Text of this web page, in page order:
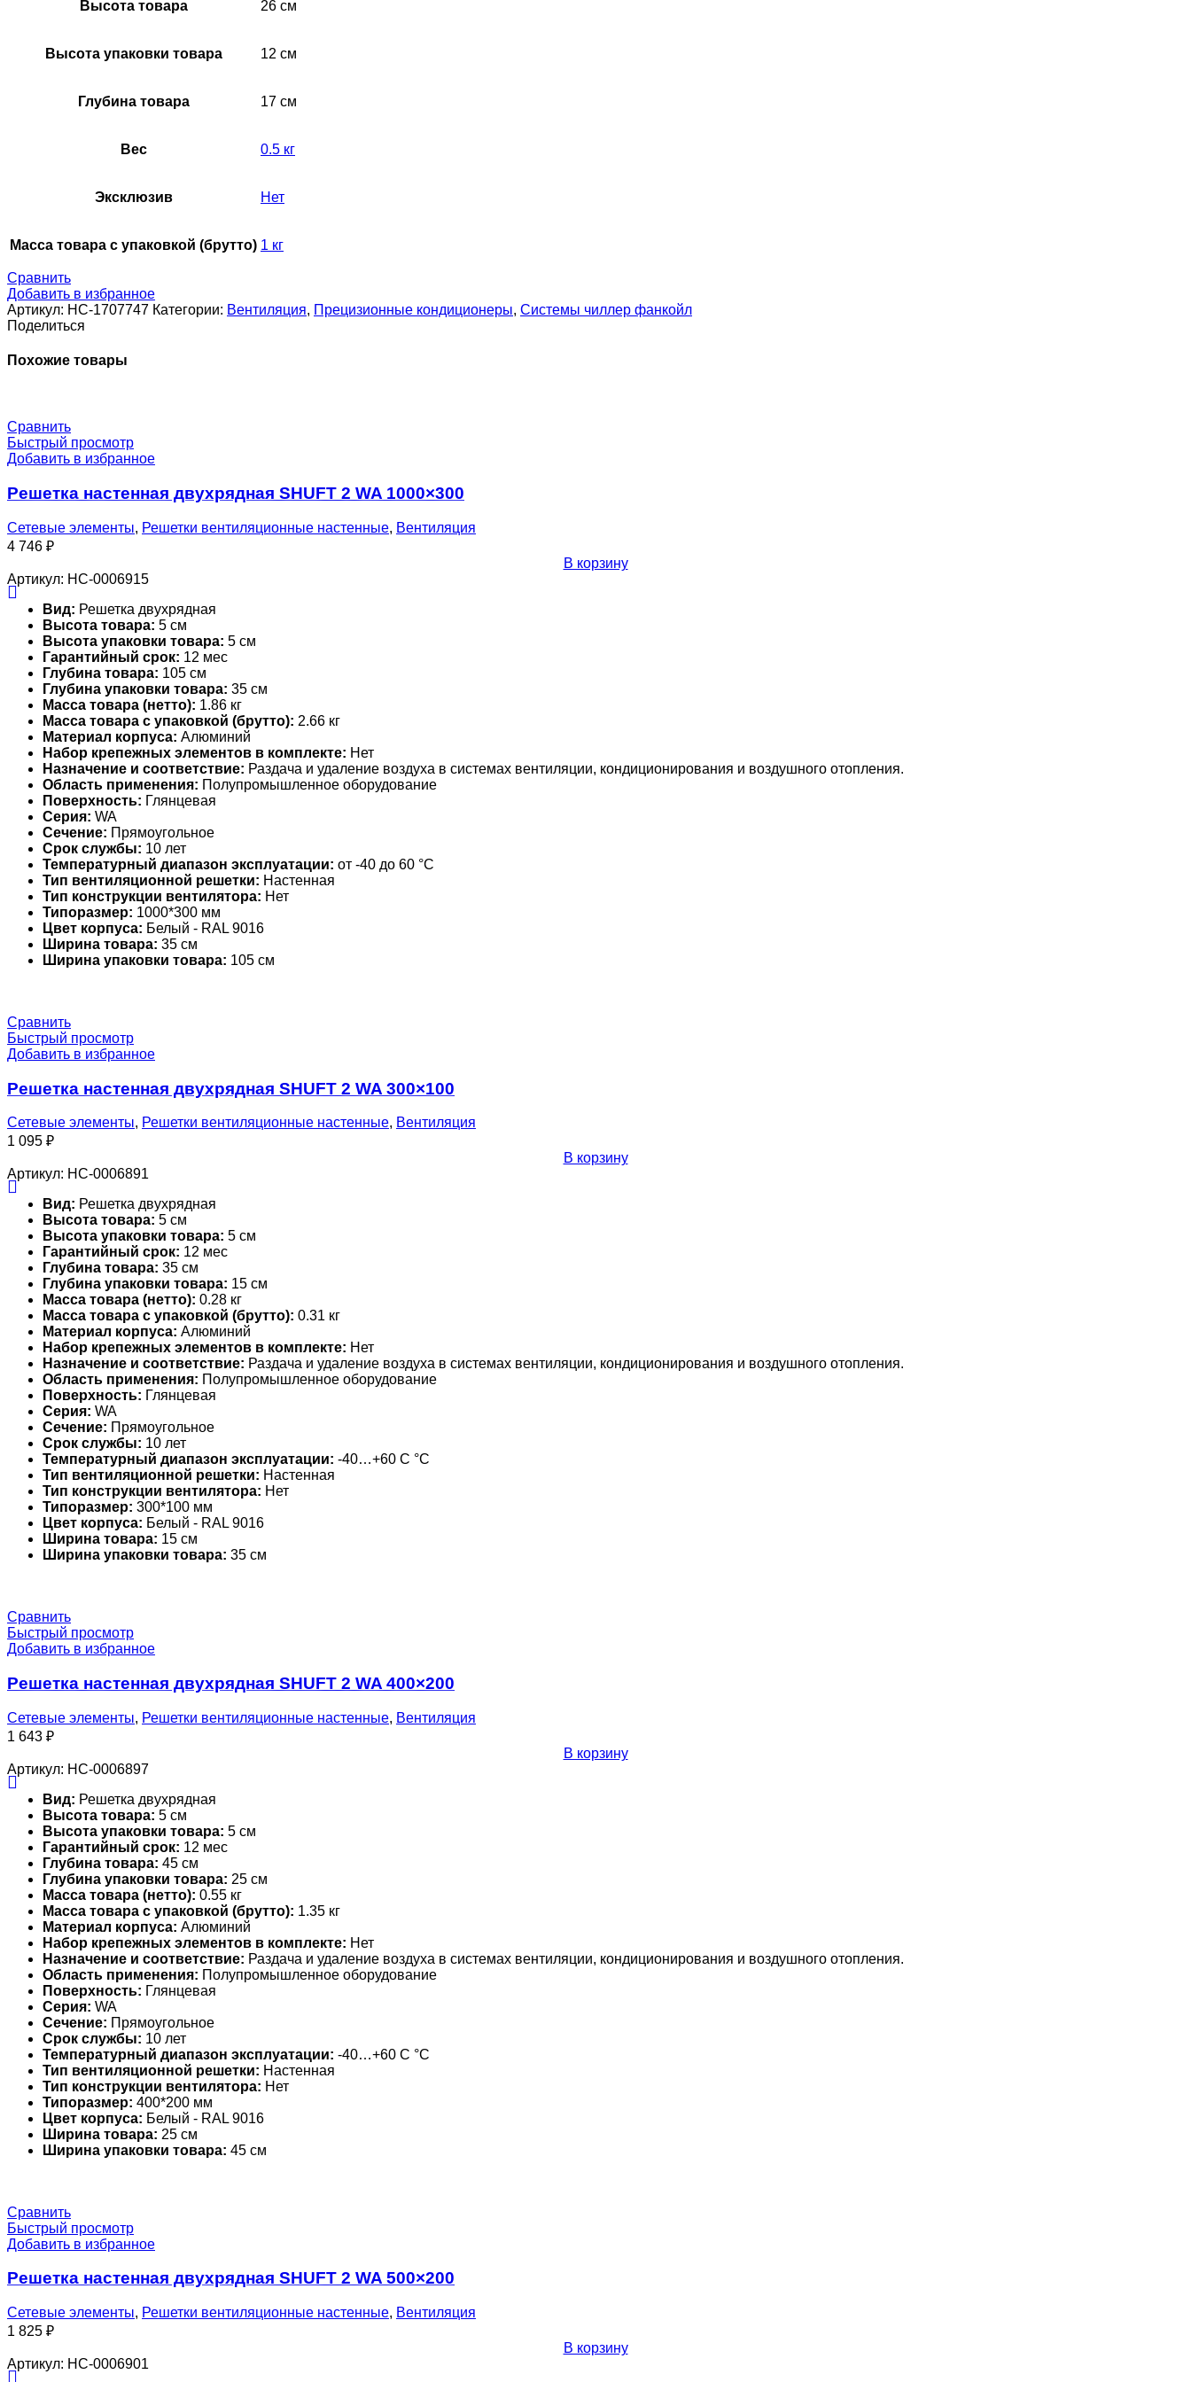
Высота товара 26 см
Высота упаковки товара 12 см
Глубина товара 17 см
Вес 0.5 кг
Эксклюзив Нет
Масса товара с упаковкой (брутто) 1 кг
Сравнить
Добавить в избранное
Артикул: НС-1707747 Категории: Вентиляция, Прецизионные кондиционеры, Системы чиллер фанкойл
Поделиться
Похожие товары
Сравнить
Быстрый просмотр
Добавить в избранное
Решетка настенная двухрядная SHUFT 2 WA 1000×300
Сетевые элементы, Решетки вентиляционные настенные, Вентиляция
4 746 ₽
В корзину
Артикул: НС-0006915
Вид: Решетка двухрядная
Высота товара: 5 см
Высота упаковки товара: 5 см
Гарантийный срок: 12 мес
Глубина товара: 105 см
Глубина упаковки товара: 35 см
Масса товара (нетто): 1.86 кг
Масса товара с упаковкой (брутто): 2.66 кг
Материал корпуса: Алюминий
Набор крепежных элементов в комплекте: Нет
Назначение и соответствие: Раздача и удаление воздуха в системах вентиляции, кондиционирования и воздушного отопления.
Область применения: Полупромышленное оборудование
Поверхность: Глянцевая
Серия: WA
Сечение: Прямоугольное
Срок службы: 10 лет
Температурный диапазон эксплуатации: от -40 до 60 °С
Тип вентиляционной решетки: Настенная
Тип конструкции вентилятора: Нет
Типоразмер: 1000*300 мм
Цвет корпуса: Белый - RAL 9016
Ширина товара: 35 см
Ширина упаковки товара: 105 см
Сравнить
Быстрый просмотр
Добавить в избранное
Решетка настенная двухрядная SHUFT 2 WA 300×100
Сетевые элементы, Решетки вентиляционные настенные, Вентиляция
1 095 ₽
В корзину
Артикул: НС-0006891
Вид: Решетка двухрядная
Высота товара: 5 см
Высота упаковки товара: 5 см
Гарантийный срок: 12 мес
Глубина товара: 35 см
Глубина упаковки товара: 15 см
Масса товара (нетто): 0.28 кг
Масса товара с упаковкой (брутто): 0.31 кг
Материал корпуса: Алюминий
Набор крепежных элементов в комплекте: Нет
Назначение и соответствие: Раздача и удаление воздуха в системах вентиляции, кондиционирования и воздушного отопления.
Область применения: Полупромышленное оборудование
Поверхность: Глянцевая
Серия: WA
Сечение: Прямоугольное
Срок службы: 10 лет
Температурный диапазон эксплуатации: -40…+60 С °С
Тип вентиляционной решетки: Настенная
Тип конструкции вентилятора: Нет
Типоразмер: 300*100 мм
Цвет корпуса: Белый - RAL 9016
Ширина товара: 15 см
Ширина упаковки товара: 35 см
Сравнить
Быстрый просмотр
Добавить в избранное
Решетка настенная двухрядная SHUFT 2 WA 400×200
Сетевые элементы, Решетки вентиляционные настенные, Вентиляция
1 643 ₽
В корзину
Артикул: НС-0006897
Вид: Решетка двухрядная
Высота товара: 5 см
Высота упаковки товара: 5 см
Гарантийный срок: 12 мес
Глубина товара: 45 см
Глубина упаковки товара: 25 см
Масса товара (нетто): 0.55 кг
Масса товара с упаковкой (брутто): 1.35 кг
Материал корпуса: Алюминий
Набор крепежных элементов в комплекте: Нет
Назначение и соответствие: Раздача и удаление воздуха в системах вентиляции, кондиционирования и воздушного отопления.
Область применения: Полупромышленное оборудование
Поверхность: Глянцевая
Серия: WA
Сечение: Прямоугольное
Срок службы: 10 лет
Температурный диапазон эксплуатации: -40…+60 С °С
Тип вентиляционной решетки: Настенная
Тип конструкции вентилятора: Нет
Типоразмер: 400*200 мм
Цвет корпуса: Белый - RAL 9016
Ширина товара: 25 см
Ширина упаковки товара: 45 см
Сравнить
Быстрый просмотр
Добавить в избранное
Решетка настенная двухрядная SHUFT 2 WA 500×200
Сетевые элементы, Решетки вентиляционные настенные, Вентиляция
1 825 ₽
В корзину
Артикул: НС-0006901